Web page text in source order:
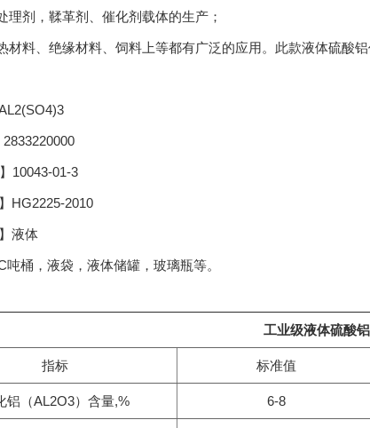
理剂，鞣革剂、催化剂载体的生产；
材料、绝缘材料、饲料上等都有广泛的应用。此款液体硫酸
AL2(SO4)3
2833220000
10043-01-3
HG2225-2010
液体
吨桶，液袋，液体储罐，玻璃瓶等。
工业级液体硫酸铝
指标 标准值
铝（AL2O3）含量,% 6-8